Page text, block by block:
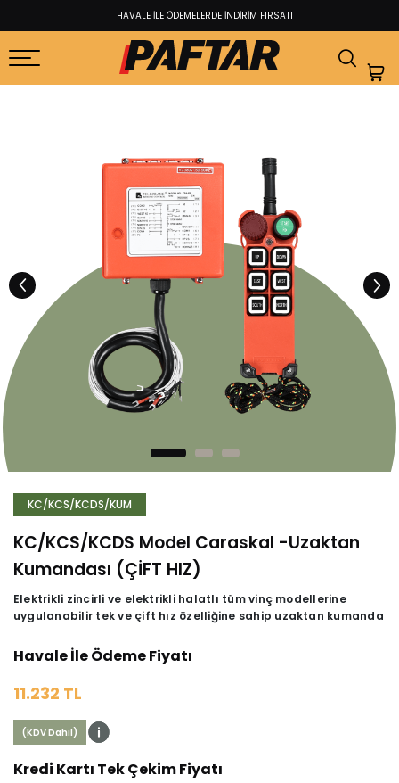
FABRİKADAN KULLANICIYA EN İYİ FİYAT GARANTİSİ
KC/KCS/KCDS/KUM
KC/KCS/KCDS Model Caraskal -Uzaktan
Kumandası (ÇİFT HIZ)
Elektrikli zincirli ve elektrikli halatlı tüm vinç modellerine
uygulanabilir tek ve çift hız özelliğine sahip uzaktan kumanda
Havale İle Ödeme Fiyatı
11.232 TL
(KDV Dahil)
Kredi Kartı Tek Çekim Fiyatı